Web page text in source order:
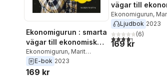
Ekonomigurun : smarta
vägar till ekonomisk
frihet
Ekonomigurun, Marit
Andersson
E-bok 2023
169 kr
vägar till
frihet
Ekonomigurun,
Andersson
Ljudbok 2023
4,3utav 5 stjärnor.
(6)
169 kr